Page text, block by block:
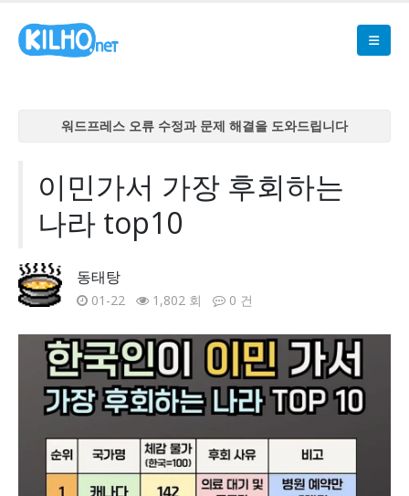
워드프레스 오류 수정과 문제 해결을 도와드립니다
워드프레스 오류 수정과 문제 해결을 도와드립니다
워드프레스 오류 수정과 문제 해결을 도와드립니다
워드프레스 오류 수정과 문제 해결을 도와드립니다
이민가서 가장 후회하는
나라 top10
동태탕
01-22 1,802 회 0 건